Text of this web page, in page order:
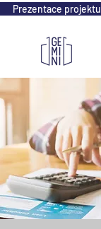
Prezentace projektu